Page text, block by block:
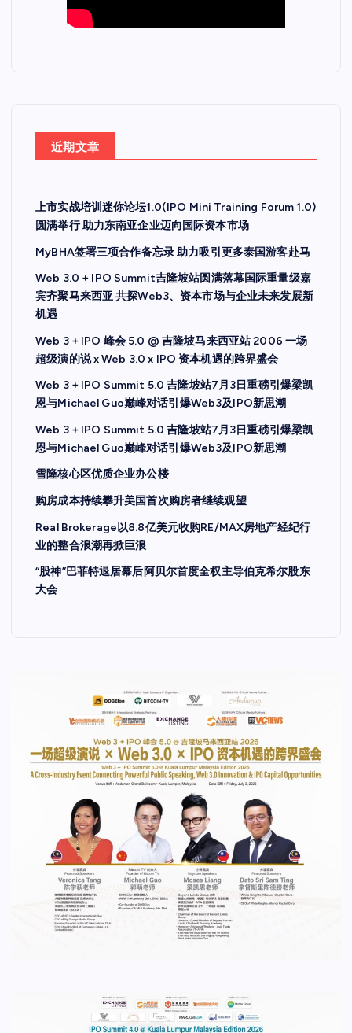
近期文章
上市实战培训迷你论坛1.0(IPO Mini Training Forum 1.0)
圆满举行 助力东南亚企业迈向国际资本市场
MyBHA签署三项合作备忘录 助力吸引更多泰国游客赴马
Web 3.0 + IPO Summit吉隆坡站圆满落幕国际重量级嘉
宾齐聚马来西亚 共探Web3、资本市场与企业未来发展新
机遇
Web 3 + IPO 峰会 5.0 @ 吉隆坡马来西亚站 2006 一场
超级演的说 x Web 3.0 x IPO 资本机遇的跨界盛会
Web 3 + IPO Summit 5.0 吉隆坡站7月3日重磅引爆梁凯
恩与Michael Guo巅峰对话引爆Web3及IPO新思潮
Web 3 + IPO Summit 5.0 吉隆坡站7月3日重磅引爆梁凯
恩与Michael Guo巅峰对话引爆Web3及IPO新思潮
雪隆核心区优质企业办公楼
购房成本持续攀升美国首次购房者继续观望
Real Brokerage以8.8亿美元收购RE/MAX房地产经纪行
业的整合浪潮再掀巨浪
“股神”巴菲特退居幕后阿贝尔首度全权主导伯克希尔股东
大会